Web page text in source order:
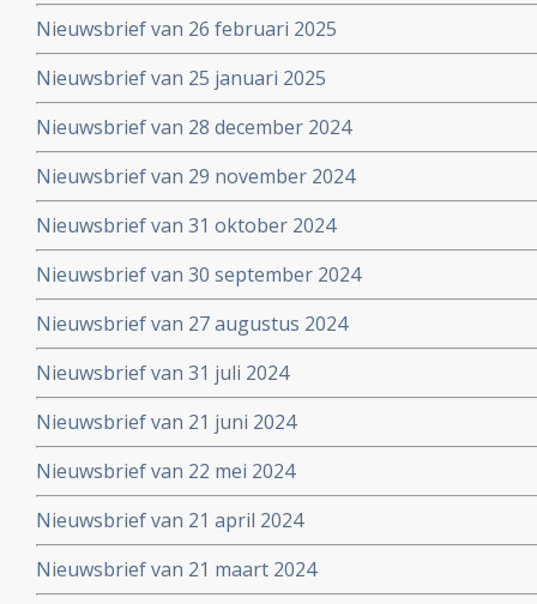
Nieuwsbrief van 26 februari 2025
Nieuwsbrief van 25 januari 2025
Nieuwsbrief van 28 december 2024
Nieuwsbrief van 29 november 2024
Nieuwsbrief van 31 oktober 2024
Nieuwsbrief van 30 september 2024
Nieuwsbrief van 27 augustus 2024
Nieuwsbrief van 31 juli 2024
Nieuwsbrief van 21 juni 2024
Nieuwsbrief van 22 mei 2024
Nieuwsbrief van 21 april 2024
Nieuwsbrief van 21 maart 2024